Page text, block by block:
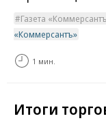
Газета
«Коммерсантъ»
1 мин.
Итоги